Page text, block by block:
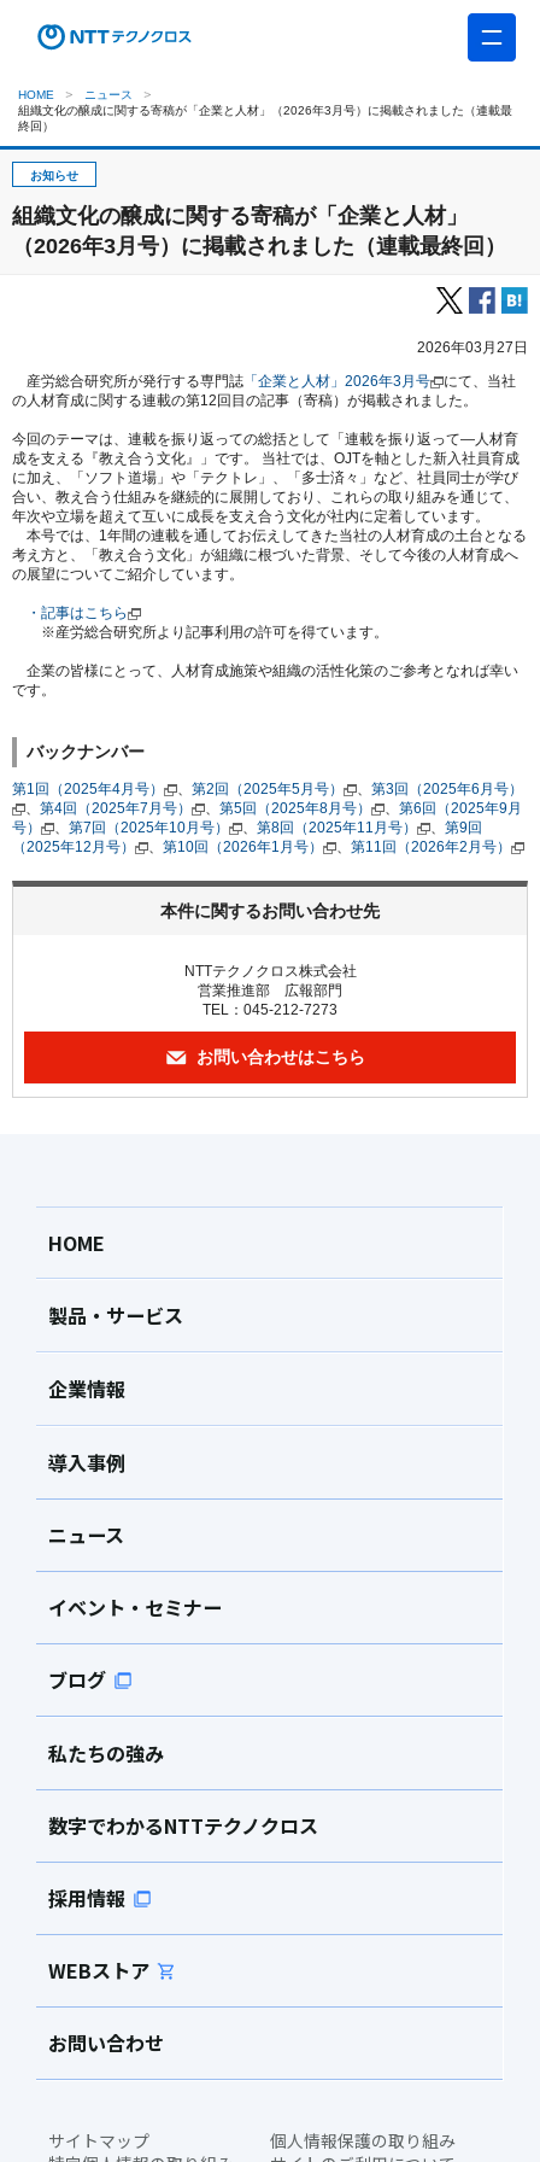
HOME
ニュース
組織文化の醸成に関する寄稿が「企業と人材」（2026年3月号）に掲載されました（連載最
終回）
お知らせ
組織文化の醸成に関する寄稿が「企業と人材」
（2026年3月号）に掲載されました（連載最終回）
2026年03月27日
産労総合研究所が発行する専門誌 「企業と人材」2026年3月号
にて、当社
の人材育成に関する連載の第12回目の記事（寄稿）が掲載されました。
今回のテーマは、連載を振り返っての総括として「連載を振り返って―人材育
成を支える『教え合う文化』」です。 当社では、OJTを軸とした新入社員育成
に加え、「ソフト道場」や「テクトレ」、「多士済々」など、社員同士が学び
合い、教え合う仕組みを継続的に展開しており、これらの取り組みを通じて、
年次や立場を超えて互いに成長を支え合う文化が社内に定着しています。
本号では、1年間の連載を通してお伝えしてきた当社の人材育成の土台となる
考え方と、「教え合う文化」が組織に根づいた背景、そして今後の人材育成へ
の展望についてご紹介しています。
・記事はこちら
※産労総合研究所より記事利用の許可を得ています。
企業の皆様にとって、人材育成施策や組織の活性化策のご参考となれば幸い
です。
バックナンバー
第1回（2025年4月号） 、 第2回（2025年5月号） 、 第3回（2025年6月号）
、 第4回（2025年7月号） 、 第5回（2025年8月号） 、 第6回（2025年9月
号）
、 第7回（2025年10月号） 、 第8回（2025年11月号） 、 第9回
（2025年12月号）
、 第10回（2026年1月号） 、 第11回（2026年2月号）
本件に関するお問い合わせ先
NTTテクノクロス株式会社
営業推進部 広報部門
TEL：045-212-7273
お問い合わせはこちら
HOME
製品・サービス
企業情報
導入事例
ニュース
イベント・セミナー
ブログ
私たちの強み
数字でわかるNTTテクノクロス
採用情報
WEBストア
お問い合わせ
サイトマップ
個人情報保護の取り組み